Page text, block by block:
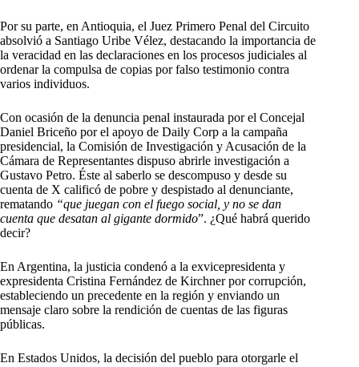
Por su parte, en Antioquia, el Juez Primero Penal del Circuito
absolvió a Santiago Uribe Vélez, destacando la importancia de
la veracidad en las declaraciones en los procesos judiciales al
ordenar la compulsa de copias por falso testimonio contra
varios individuos.
Con ocasión de la denuncia penal instaurada por el Concejal
Daniel Briceño por el apoyo de Daily Corp a la campaña
presidencial, la Comisión de Investigación y Acusación de la
Cámara de Representantes dispuso abrirle investigación a
Gustavo Petro. Éste al saberlo se descompuso y desde su
cuenta de X calificó de pobre y despistado al denunciante,
rematando “que juegan con el fuego social, y no se dan
cuenta que desatan al gigante dormido”. ¿Qué habrá querido
decir?
En Argentina, la justicia condenó a la exvicepresidenta y
expresidenta Cristina Fernández de Kirchner por corrupción,
estableciendo un precedente en la región y enviando un
mensaje claro sobre la rendición de cuentas de las figuras
públicas.
En Estados Unidos, la decisión del pueblo para otorgarle el